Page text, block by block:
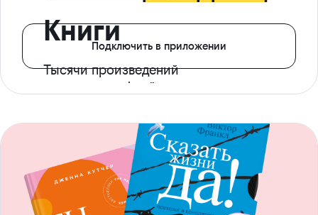
Книги
Тысячи произведений
с доступом офлайн
Подключить в приложении